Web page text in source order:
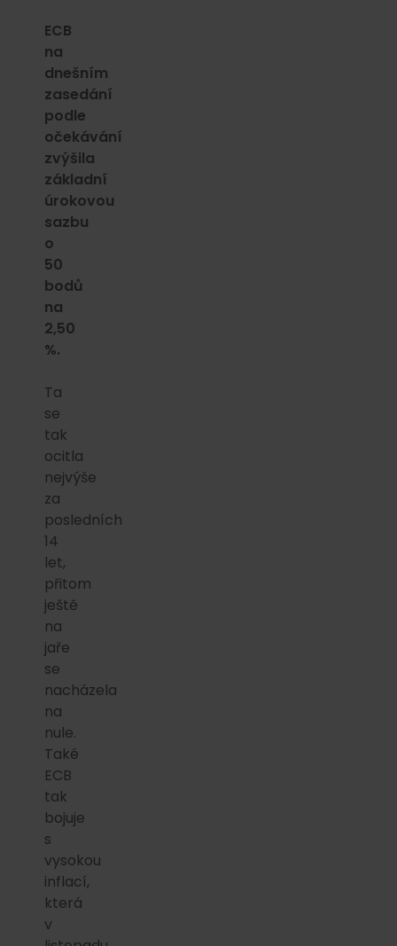
ECB
na
dnešním
zasedání
podle
očekávání
zvýšila
základní
úrokovou
sazbu
o
50
bodů
na
2,50
%.
Ta
se
tak
ocitla
nejvýše
za
posledních
14
let,
přitom
ještě
na
jaře
se
nacházela
na
nule.
Také
ECB
tak
bojuje
s
vysokou
inflací,
která
v